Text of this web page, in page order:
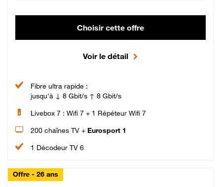
Choisir cette offre
Voir le détail
Fibre ultra rapide :
jusqu'à ↓ 8 Gbit/s ↑ 8 Gbit/s
Livebox 7 : Wifi 7 + 1 Répéteur Wifi 7
200 chaînes TV + Eurosport 1
1 Décodeur TV 6
Offre - 26 ans